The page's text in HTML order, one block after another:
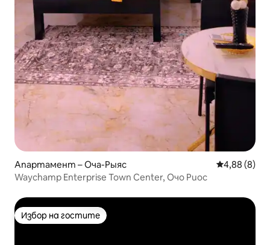
Апартамент – Оча-Рыяс Средна
4,88 (8)
Waychamp Enterprise Town Center, Очо Риос
Избор на гостите
Избор на гостите